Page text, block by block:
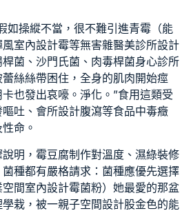
如操縱不當，很不難引進青霉（能
風室內設計霉等無害雜醫美診所設計
菌、沙門氏菌、肉毒桿菌身心診所
絲絲帶困住，全身的肌肉開始痙
也發出哀嚎。淨化。”食用這類受
吐、 會所設計腹瀉等食品中毒癥
命。
明，霉豆腐制作對溫度、濕綠裝修
菌種都有嚴格請求：菌種應優先選擇
空間室內設計霉菌粉）她最愛的那盆
學栽，被一親子空間設計股金色的能